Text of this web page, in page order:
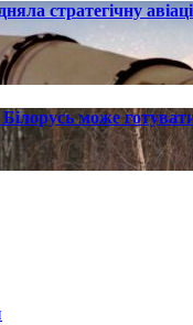
стратегічну
може